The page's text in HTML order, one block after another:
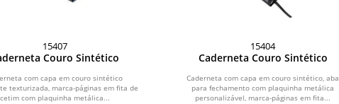
15407
Couro Sintético
com capa em couro sintético
texturizada, marca-páginas em fita de
cetim com plaquinha metálica...
15404
Caderneta Couro Sintético
Caderneta com capa em couro sintético, aba
para fechamento com plaquinha metálica
personalizável, marca-páginas em fita...